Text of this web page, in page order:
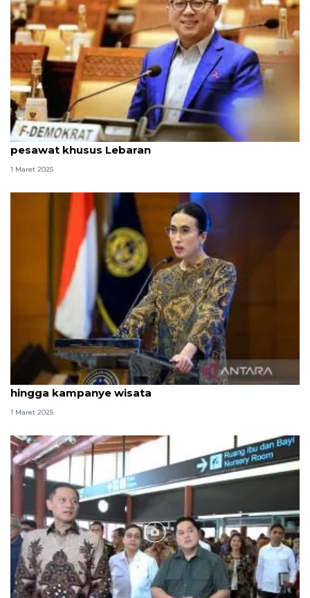
Komisi XI DPR apresiasi kebijakan diskon tiket
pesawat khusus Lebaran
1 Maret 2025
Jelang Lebaran, Pemerintah turunkan harga tiket
hingga kampanye wisata
1 Maret 2025